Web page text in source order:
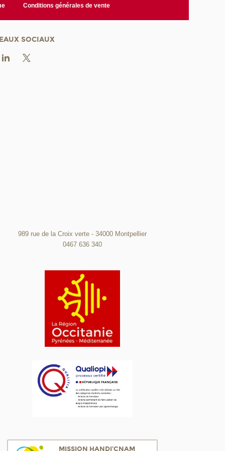
Conditions générales de vente
SOCIAUX
989 rue de la Croix verte - 34000 Montpellier
0467 636 340
MISSION HANDI'CNAM